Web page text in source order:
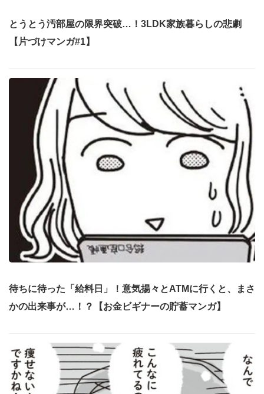
とうとう汚部屋の限界突破…！3LDK家族暮らしの悲劇
【片づけマンガ#1】
待ちに待った「給料日」！意気揚々とATMに行くと、まさ
かの出来事が…！？【お金ビギナーの貯蓄マンガ】